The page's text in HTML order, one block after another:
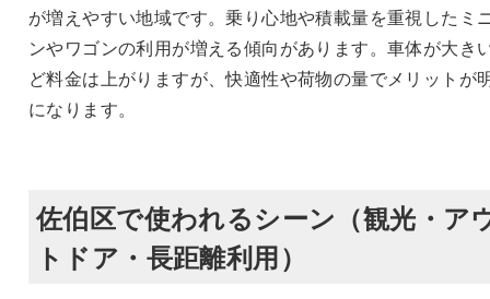
が増えやすい地域です。乗り心地や積載量を重視したミ
ンやワゴンの利用が増える傾向があります。車体が大き
ど料金は上がりますが、快適性や荷物の量でメリットが
になります。
佐伯区で使われるシーン（観光・ア
トドア・長距離利用）